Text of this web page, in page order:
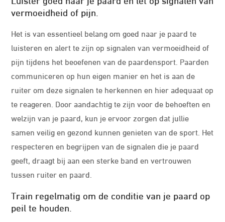
vermoeidheid of pijn.
Het is van essentieel belang om goed naar je paard te
luisteren en alert te zijn op signalen van vermoeidheid of
pijn tijdens het beoefenen van de paardensport. Paarden
communiceren op hun eigen manier en het is aan de
ruiter om deze signalen te herkennen en hier adequaat op
te reageren. Door aandachtig te zijn voor de behoeften en
welzijn van je paard, kun je ervoor zorgen dat jullie
samen veilig en gezond kunnen genieten van de sport. Het
respecteren en begrijpen van de signalen die je paard
geeft, draagt bij aan een sterke band en vertrouwen
tussen ruiter en paard.
Train regelmatig om de conditie van je paard op
peil te houden.